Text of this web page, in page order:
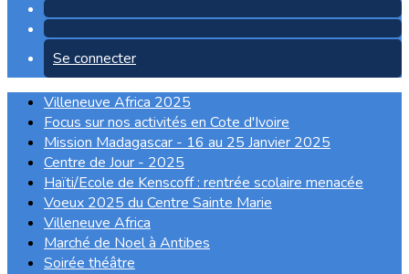
Se connecter
Villeneuve Africa 2025
Focus sur nos activités en Cote d'Ivoire
Mission Madagascar - 16 au 25 Janvier 2025
Centre de Jour - 2025
Haïti/Ecole de Kenscoff : rentrée scolaire menacée
Voeux 2025 du Centre Sainte Marie
Villeneuve Africa
Marché de Noel à Antibes
Soirée théâtre